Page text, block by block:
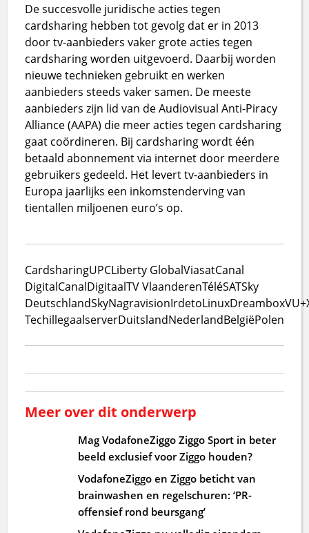
De succesvolle juridische acties tegen
cardsharing hebben tot gevolg dat er in 2013
door tv-aanbieders vaker grote acties tegen
cardsharing worden uitgevoerd. Daarbij worden
nieuwe technieken gebruikt en werken
aanbieders steeds vaker samen. De meeste
aanbieders zijn lid van de Audiovisual Anti-Piracy
Alliance (AAPA) die meer acties tegen cardsharing
gaat coördineren. Bij cardsharing wordt één
betaald abonnement via internet door meerdere
gebruikers gedeeld. Het levert tv-aanbieders in
Europa jaarlijks een inkomstenderving van
tientallen miljoenen euro’s op.
CardsharingUPCLiberty GlobalViasatCanal
DigitalCanalDigitaalTV VlaanderenTéléSATSky
DeutschlandSkyNagravisionIrdetoLinuxDreamboxVU+
TechillegaalserverDuitslandNederlandBelgiëPolen
Meer over dit onderwerp
Mag VodafoneZiggo Ziggo Sport in beter
beeld exclusief voor Ziggo houden?
VodafoneZiggo en Ziggo beticht van
brainwashen en regelschuren: ‘PR-
offensief rond beursgang’